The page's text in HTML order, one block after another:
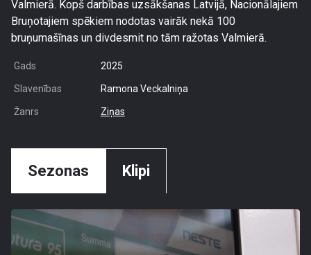
Valmierā. Kopš darbības uzsākšanas Latvijā, Nacionālajiem
Bruņotajiem spēkiem nodotas vairāk nekā 100
bruņumašīnas un divdesmit no tām ražotas Valmierā.
Gads 2025
Slavenības Ramona Veckalniņa
Žanrs Ziņas
Sezonas Klipi